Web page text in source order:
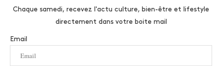
Chaque samedi, recevez l'actu culture, bien-être et lifestyle
directement dans votre boite mail
Email